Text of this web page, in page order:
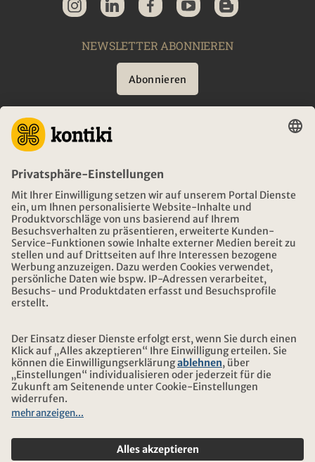
NEWSLETTER ABONNIEREN
Abonnieren
BERATUNG
NOTFALL AUF REISEN
ÖFFNUNGSZEITEN KONTIKI REISEN
DOWNLOAD UND LINKS
ADRESSE
ÜBER KONTIKI
ZERTIFIZIERUNG
UNSERE PARTNER
Reise-und Versicherungsbedingungen